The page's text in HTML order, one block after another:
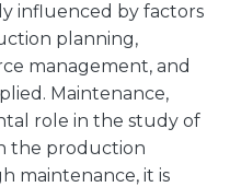
influenced by factors
planning,
management, and
Maintenance,
role in the study of
the production
maintenance, it is